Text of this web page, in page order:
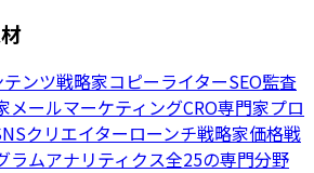
テンツ戦略家コピーライターSEO監査
メールマーケティングCRO専門家プロ
クリエイターローンチ戦略家価格戦
ラムアナリティクス全25の専門分野